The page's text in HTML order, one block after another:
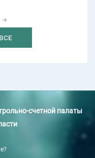
→
счетной палаты